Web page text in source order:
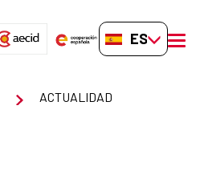
ES-ES
ACTUALIDAD